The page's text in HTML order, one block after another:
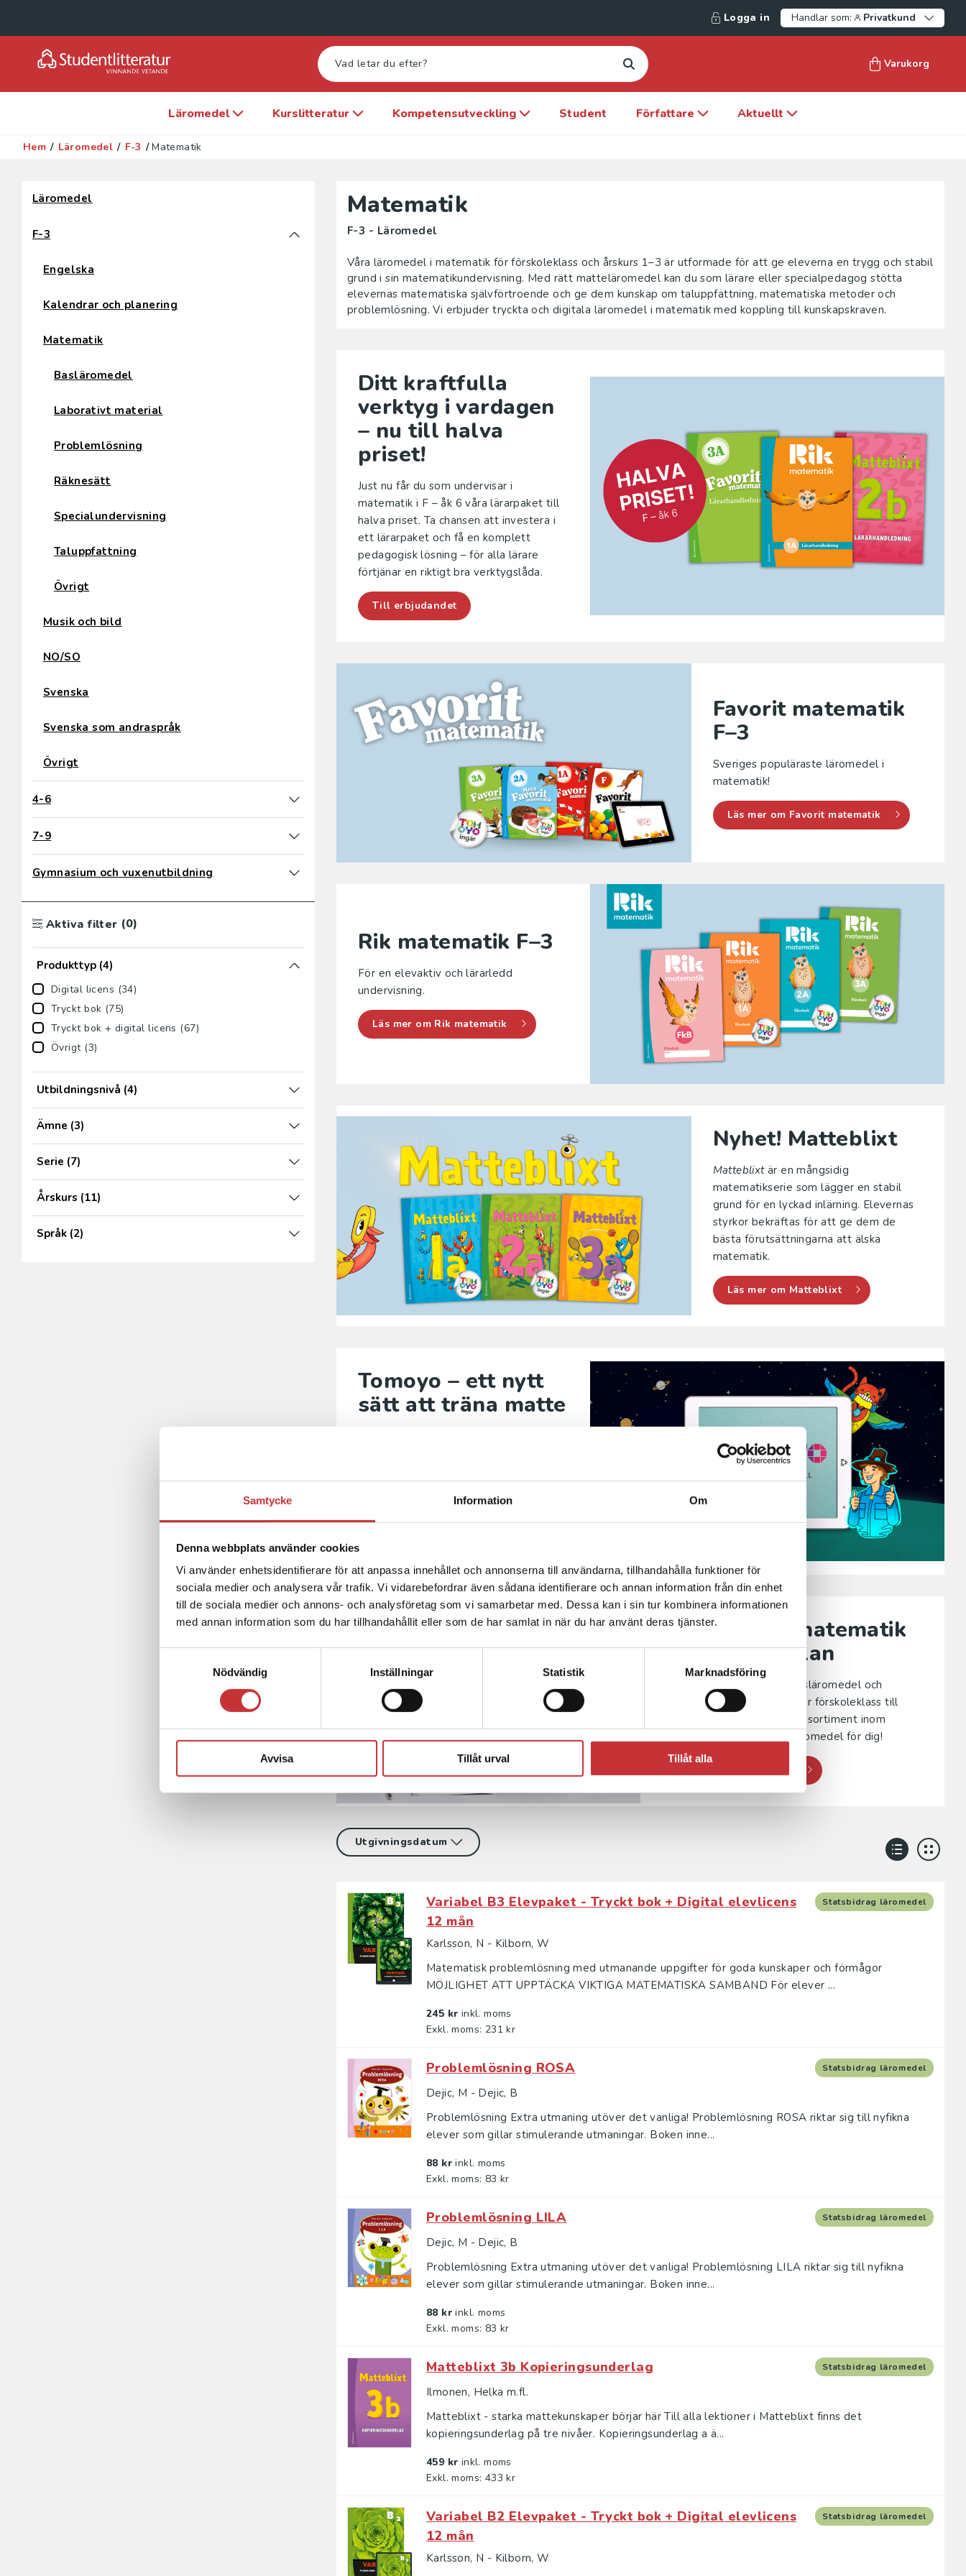
Samtycke Information Om
Denna webbplats använder cookies
Vi använder enhetsidentifierare för att anpassa innehållet och annonserna till användarna, tillhandahålla funktioner för
sociala medier och analysera vår trafik. Vi vidarebefordrar även sådana identifierare och annan information från din enhet
till de sociala medier och annons- och analysföretag som vi samarbetar med. Dessa kan i sin tur kombinera informationen
med annan information som du har tillhandahållit eller som de har samlat in när du har använt deras tjänster.
Nödvändig
Inställningar Statistik Marknadsföring
Avvisa Tillåt urval Tillåt alla
Logga in Handlar som: Privatkund
Varukorg
Läromedel Kurslitteratur Kompetensutveckling Student Författare Aktuellt
Hem / Läromedel / F-3 / Matematik
Läromedel
F-3
Engelska
Kalendrar och planering
Matematik
Basläromedel
Laborativt material
Problemlösning
Räknesätt
Specialundervisning
Taluppfattning
Övrigt
Musik och bild
NO/SO
Svenska
Svenska som andraspråk
Övrigt
4-6
7-9
Gymnasium och vuxenutbildning
Aktiva filter (0)
Produkttyp (4)
Digital licens (34)
Tryckt bok (75)
Tryckt bok + digital licens (67)
Övrigt (3)
Utbildningsnivå (4)
Ämne (3)
Serie (7)
Årskurs (11)
Språk (2)
Matematik
F-3 - Läromedel
Våra läromedel i matematik för förskoleklass och årskurs 1–3 är utformade för att ge eleverna en trygg och stabil
grund i sin matematikundervisning. Med rätt matteläromedel kan du som lärare eller specialpedagog stötta
elevernas matematiska självförtroende och ge dem kunskap om taluppfattning, matematiska metoder och
problemlösning. Vi erbjuder tryckta och digitala läromedel i matematik med koppling till kunskapskraven.
Ditt kraftfulla
verktyg i vardagen
– nu till halva
priset!
Just nu får du som undervisar i
matematik i F – åk 6 våra lärarpaket till
halva priset. Ta chansen att investera i
ett lärarpaket och få en komplett
pedagogisk lösning – för alla lärare
förtjänar en riktigt bra verktygslåda.
Till erbjudandet
Favorit matematik
F–3
Sveriges populäraste läromedel i
matematik!
Läs mer om Favorit matematik
Rik matematik F–3
För en elevaktiv och lärarledd
undervisning.
Läs mer om Rik matematik
Nyhet! Matteblixt
Matteblixtär en mångsidig
matematikserie som lägger en stabil
grund för en lyckad inlärning. Elevernas
styrkor bekräftas för att ge dem de
bästa förutsättningarna att älska
matematik.
Läs mer om Matteblixt
Tomoyo – ett nytt
sätt att träna matte
färdighetsträning och repetition.
Läromedel i matematik
för grundskolan
Vi har ett stort utbud av basläromedel och
kompletterande material, för förskoleklass till
årskurs 9. Upptäck hela vårt sortiment inom
matematik och hitta rätt läromedel för dig!
Variabel B3 Elevpaket - Tryckt bok + Digital elevlicens
12 mån
Statsbidrag läromedel
Karlsson, N - Kilborn, W
Matematisk problemlösning med utmanande uppgifter för goda kunskaper och förmågor
MÖJLIGHET ATT UPPTÄCKA VIKTIGA MATEMATISKA SAMBAND För elever ...
245 kr inkl. moms
Exkl. moms: 231 kr
Problemlösning ROSA Statsbidrag läromedel
Dejic, M - Dejic, B
Problemlösning Extra utmaning utöver det vanliga! Problemlösning ROSA riktar sig till nyfikna
elever som gillar stimulerande utmaningar. Boken inne...
88 krinkl. moms
Exkl. moms: 83 kr
Problemlösning LILA Statsbidrag läromedel
Dejic, M - Dejic, B
Problemlösning Extra utmaning utöver det vanliga! Problemlösning LILA riktar sig till nyfikna
elever som gillar stimulerande utmaningar. Boken inne...
88 krinkl. moms
Exkl. moms: 83 kr
Matteblixt 3b Kopieringsunderlag Statsbidrag läromedel
Ilmonen, Helka m.fl.
Matteblixt - starka mattekunskaper börjar här Till alla lektioner i Matteblixt finns det
kopieringsunderlag på tre nivåer. Kopieringsunderlag a ä...
459 kr inkl. moms
Exkl. moms: 433 kr
Variabel B2 Elevpaket - Tryckt bok + Digital elevlicens
12 mån
Statsbidrag läromedel
Karlsson, N - Kilborn, W